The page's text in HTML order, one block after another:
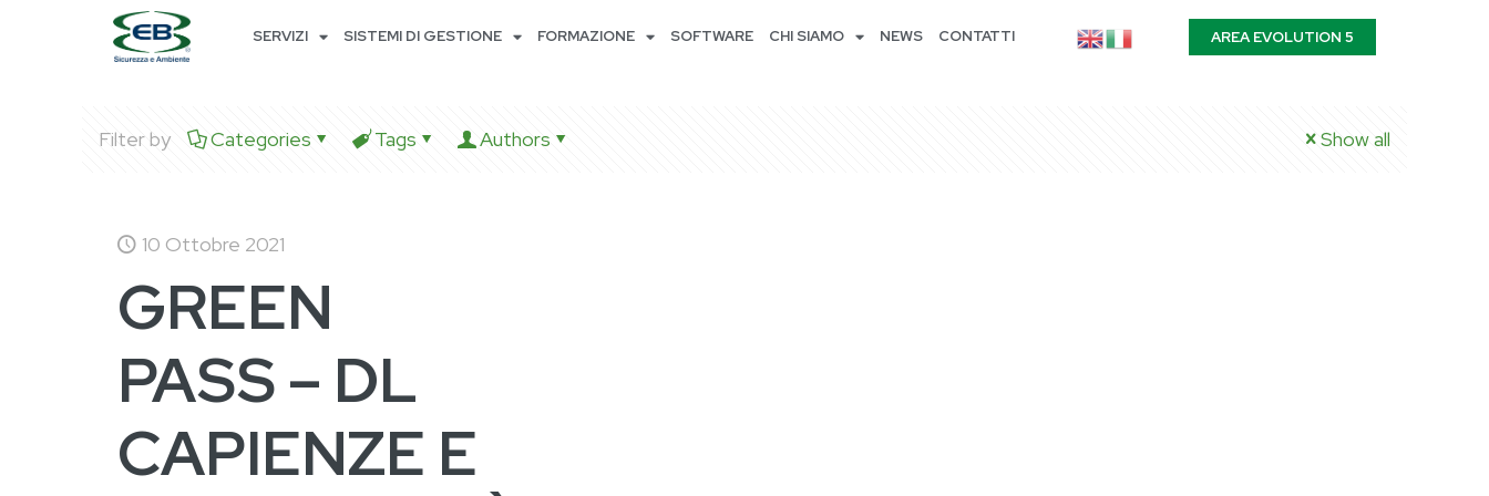
SERVIZI SISTEMI DI GESTIONE FORMAZIONE SOFTWARE CHI SIAMO NEWS CONTATTI AREA EVOLUTION 5
Filter by Categories Tags Authors Show all
10 Ottobre 2021
GREEN
PASS – DL
CAPIENZE E